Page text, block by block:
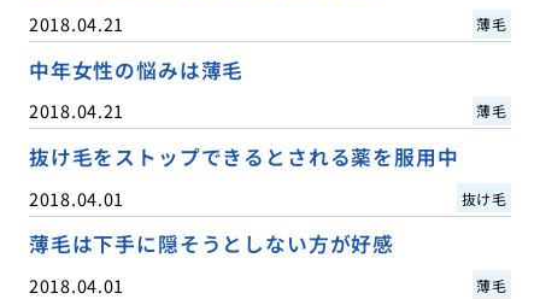
2018.04.21 薄毛
中年女性の悩みは薄毛
2018.04.21 薄毛
抜け毛をストップできるとされる薬を服用中
2018.04.01 抜け毛
薄毛は下手に隠そうとしない方が好感
2018.04.01 薄毛